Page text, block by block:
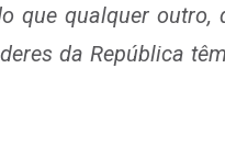
qualquer outro,
da República